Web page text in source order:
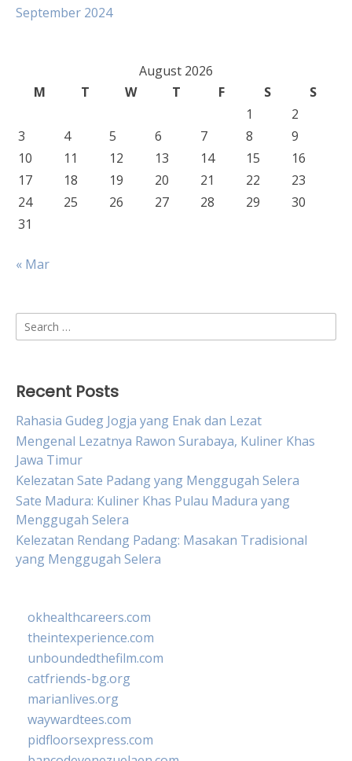
September 2024
August 2026
M
T W T F S
S
1
2
3
4 5 6 7 8
9
10
11 12 13 14 15
16
17
18 19 20 21 22
23
24
25 26 27 28 29
30
31
« Mar
Search
for:
Recent Posts
Rahasia Gudeg Jogja yang Enak dan Lezat
Mengenal Lezatnya Rawon Surabaya, Kuliner Khas
Jawa Timur
Kelezatan Sate Padang yang Menggugah Selera
Sate Madura: Kuliner Khas Pulau Madura yang
Menggugah Selera
Kelezatan Rendang Padang: Masakan Tradisional
yang Menggugah Selera
okhealthcareers.com
theintexperience.com
unboundedthefilm.com
catfriends-bg.org
marianlives.org
waywardtees.com
pidfloorsexpress.com